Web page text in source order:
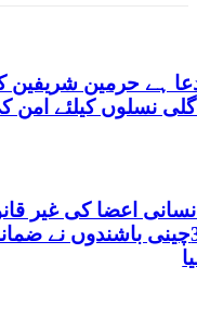
ہے حرمین شریفین
نسلوں کیلئے امن
اعضا کی غیر
3چینی باشندوں نے